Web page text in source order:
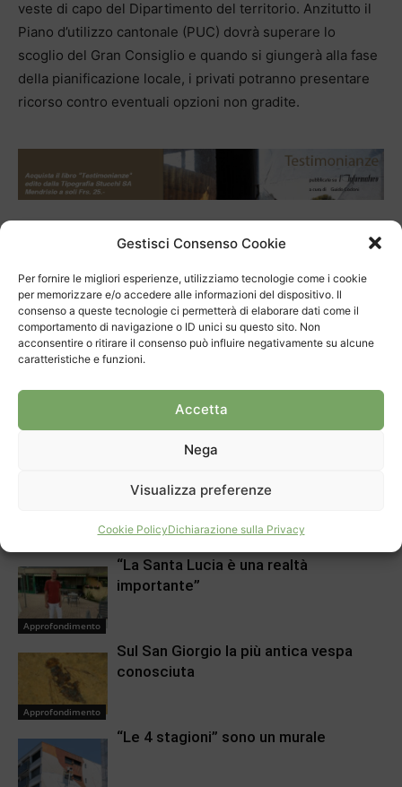
Gestisci Consenso Cookie
Per fornire le migliori esperienze, utilizziamo tecnologie come i cookie
per memorizzare e/o accedere alle informazioni del dispositivo. Il
consenso a queste tecnologie ci permetterà di elaborare dati come il
comportamento di navigazione o ID unici su questo sito. Non
acconsentire o ritirare il consenso può influire negativamente su alcune
caratteristiche e funzioni.
Accetta
Nega
Visualizza preferenze
Cookie PolicyDichiarazione sulla Privacy
veste di capo del Dipartimento del territorio. Anzitutto il
Piano d’utilizzo cantonale (PUC) dovrà superare lo
scoglio del Gran Consiglio e quando si giungerà alla fase
della pianificazione locale, i privati potranno presentare
ricorso contro eventuali opzioni non gradite.
dipartimento territorio inerti Pianificazione
territorio
Articolo precedente Prossimo articolo
Approfondimento
“La Santa Lucia è una realtà
importante”
Approfondimento
Sul San Giorgio la più antica vespa
conosciuta
“Le 4 stagioni” sono un murale